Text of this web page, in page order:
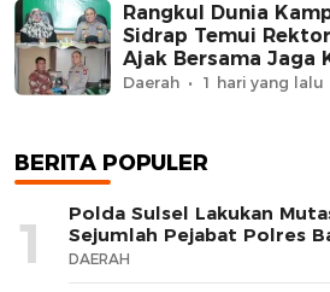
Rangkul Dunia
Sidrap Temui Rektor
Ajak Bersama Jaga
Daerah 1 hari yang lalu
BERITA POPULER
1
Polda Sulsel Lakukan
Sejumlah Pejabat Polres
DAERAH